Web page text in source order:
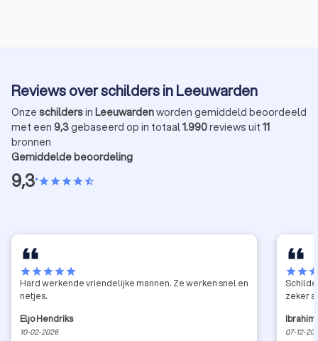
Reviews over schilders in Leeuwarden
Onze schildersin Leeuwardenworden gemiddeld beoordeeld
met een 9,3gebaseerd op in totaal1.990reviews uit 11
bronnen
Gemiddelde beoordeling
9,3•starstarstarstarstar_half
starstarstarstarstar
Hard werkende vriendelijke mannen. Ze werken snel en
netjes.
Eljo Hendriks
10-02-2026
starstar
zeker
Ibrahim
07-12-